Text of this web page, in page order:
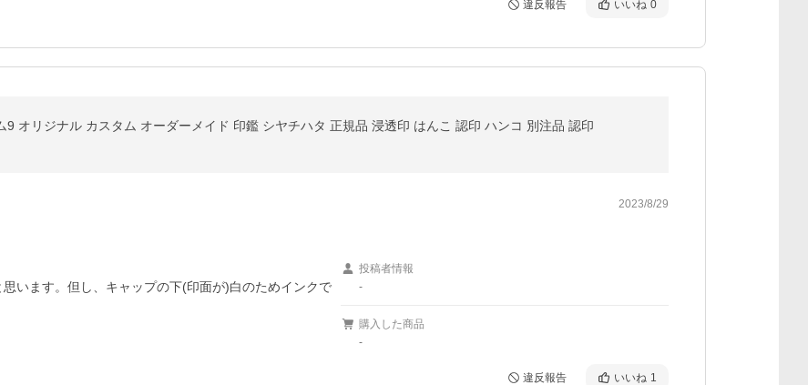
違反報告 いいね 0
オリジナル カスタム オーダーメイド 印鑑 シヤチハタ 正規品 浸透印 はんこ 認印 ハンコ 別注品 認印
2023/8/29
います。但し、キャップの下(印面が)白のためインクで
投稿者情報
-
購入した商品
-
違反報告 いいね 1